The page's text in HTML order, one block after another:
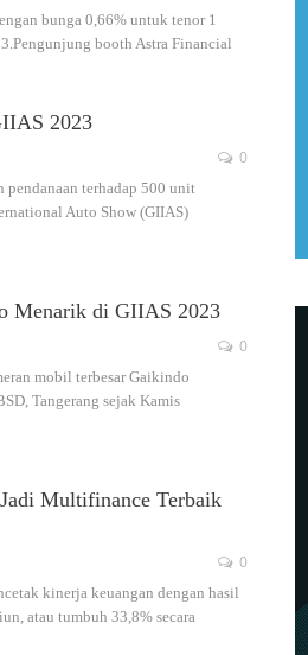
bunga 0,66% untuk tenor 1
booth Astra Financial
2023
0
terhadap 500 unit
Auto Show (GIIAS)
Menarik di GIIAS 2023
0
mobil terbesar Gaikindo
Tangerang sejak Kamis
Multifinance Terbaik
0
kinerja keuangan dengan hasil
atau tumbuh 33,8% secara